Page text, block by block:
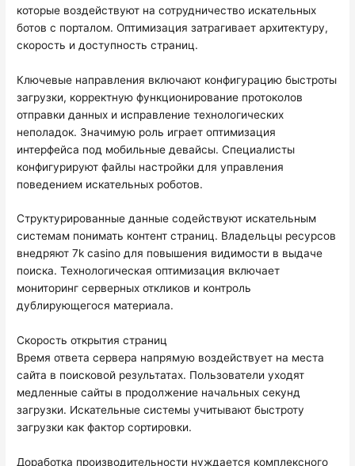
которые воздействуют на сотрудничество искательных
ботов с порталом. Оптимизация затрагивает архитектуру,
скорость и доступность страниц.
Ключевые направления включают конфигурацию быстроты
загрузки, корректную функционирование протоколов
отправки данных и исправление технологических
неполадок. Значимую роль играет оптимизация
интерфейса под мобильные девайсы. Специалисты
конфигурируют файлы настройки для управления
поведением искательных роботов.
Структурированные данные содействуют искательным
системам понимать контент страниц. Владельцы ресурсов
внедряют 7k casino для повышения видимости в выдаче
поиска. Технологическая оптимизация включает
мониторинг серверных откликов и контроль
дублирующегося материала.
Скорость открытия страниц
Время ответа сервера напрямую воздействует на места
сайта в поисковой результатах. Пользователи уходят
медленные сайты в продолжение начальных секунд
загрузки. Искательные системы учитывают быстроту
загрузки как фактор сортировки.
Доработка производительности нуждается комплексного